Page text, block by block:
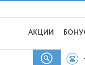
АКЦИИ